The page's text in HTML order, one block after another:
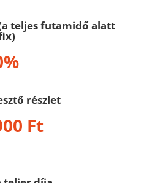
teljes futamidő alatt
részlet
Ft